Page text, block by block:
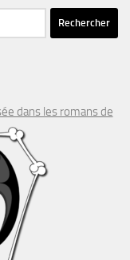
dans les romans de